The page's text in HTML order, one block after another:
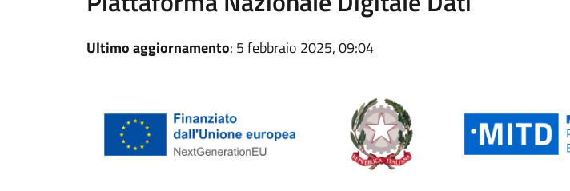
Ultimo aggiornamento: 5 febbraio 2025, 09:04